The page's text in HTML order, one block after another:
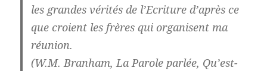
les grandes vérités de l’Ecriture d’après ce
que croient les frères qui organisent ma
réunion.
(W.M. Branham, La Parole parlée, Qu’est-